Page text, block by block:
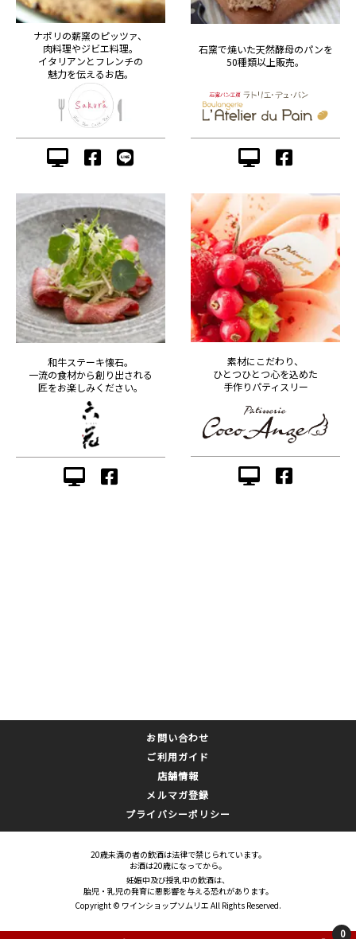
0
ナポリの薪窯のピッツァ、
肉料理やジビエ料理。
イタリアンとフレンチの
魅力を伝えるお店。
石窯で焼いた天然酵母のパンを
50種類以上販売。
和牛ステーキ懐石。
一流の食材から創り出される
匠をお楽しみください。
素材にこだわり、
ひとつひとつ心を込めた
手作りパティスリー
お問い合わせ
ご利用ガイド
店舗情報
メルマガ登録
プライバシーポリシー
20歳未満の者の飲酒は法律で禁じられています。
お酒は20歳になってから。
妊娠中及び授乳中の飲酒は、
胎児・乳児の発育に悪影響を与える恐れがあります。
Copyright © ワインショップソムリエ All Rights Reserved.